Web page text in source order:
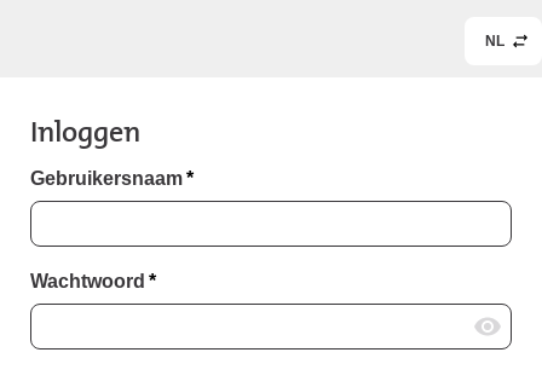
NL
Inloggen
Gebruikersnaam*
Wachtwoord *